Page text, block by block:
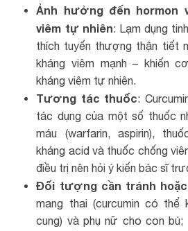
Ảnh hưởng đến hormon
viêm tự nhiên: Lạm dụng
thích tuyến thượng thận tiết
kháng viêm mạnh – khiến
kháng viêm tự nhiên.
Tương tác thuốc:
tác dụng của một số thuốc
máu (warfarin, aspirin),
kháng acid và thuốc chống
điều trị nên hỏi ý kiến bác sĩ
Đối tượng cần tránh
mang thai (curcumin có
cung) và phụ nữ cho con